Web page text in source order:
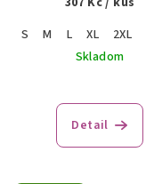
S
M L XL
2XL
Skladom
Detail